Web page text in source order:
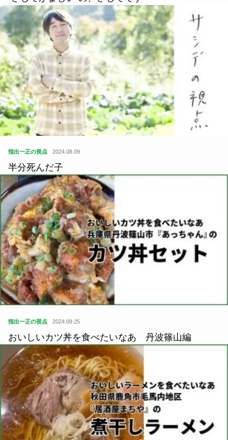
指出一正の視点 2024.08.09
半分死んだ子
指出一正の視点 2024.09.25
おいしいカツ丼を食べたいなあ 丹波篠山編